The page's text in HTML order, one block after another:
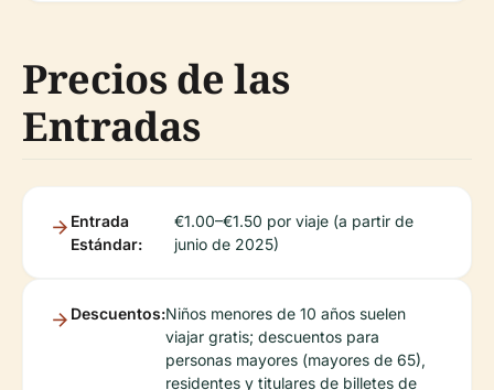
Precios de las
Entradas
Entrada
Estándar:
€1.00–€1.50 por viaje (a partir de
junio de 2025)
Descuentos:Niños menores de 10 años suelen
viajar gratis; descuentos para
personas mayores (mayores de 65),
residentes y titulares de billetes de